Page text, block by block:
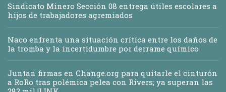
Sindicato Minero Sección 08 entrega útiles escolares a
hijos de trabajadores agremiados
Naco enfrenta una situación crítica entre los daños de
la tromba y la incertidumbre por derrame químico
Juntan firmas en Change.org para quitarle el cinturón
a RoRo tras polémica pelea con Rivers; ya superan las